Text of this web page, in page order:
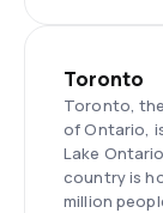
Toronto
Toronto,
of Ontario,
Lake
country is
million